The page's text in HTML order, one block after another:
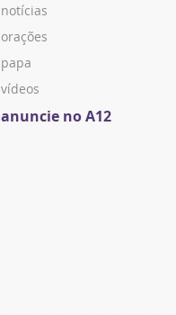
notícias
orações
papa
vídeos
anuncie no A12